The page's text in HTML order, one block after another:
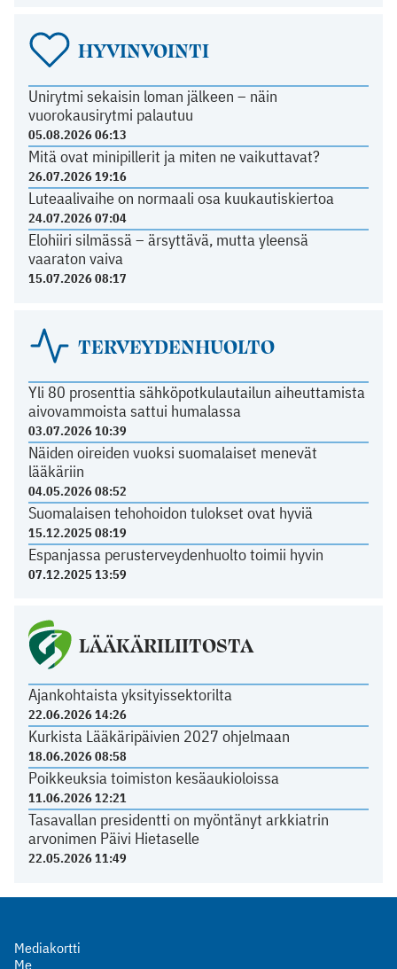
HYVINVOINTI
Unirytmi sekaisin loman jälkeen – näin
vuorokausirytmi palautuu
05.08.2026 06:13
Mitä ovat minipillerit ja miten ne vaikuttavat?
26.07.2026 19:16
Luteaalivaihe on normaali osa kuukautiskiertoa
24.07.2026 07:04
Elohiiri silmässä – ärsyttävä, mutta yleensä
vaaraton vaiva
15.07.2026 08:17
TERVEYDENHUOLTO
Yli 80 prosenttia sähköpotkulautailun aiheuttamista
aivovammoista sattui humalassa
03.07.2026 10:39
Näiden oireiden vuoksi suomalaiset menevät
lääkäriin
04.05.2026 08:52
Suomalaisen tehohoidon tulokset ovat hyviä
15.12.2025 08:19
Espanjassa perusterveydenhuolto toimii hyvin
07.12.2025 13:59
LÄÄKÄRILIITOSTA
Ajankohtaista yksityissektorilta
22.06.2026 14:26
Kurkista Lääkäripäivien 2027 ohjelmaan
18.06.2026 08:58
Poikkeuksia toimiston kesäaukioloissa
11.06.2026 12:21
Tasavallan presidentti on myöntänyt arkkiatrin
arvonimen Päivi Hietaselle
22.05.2026 11:49
Mediakortti
Me